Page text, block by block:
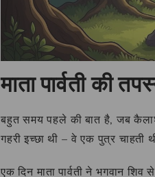
माता पार्वती की
बहुत समय पहले की बात है, जब
गहरी इच्छा थी – वे एक पुत्र
एक दिन माता पार्वती ने भगवान शिव